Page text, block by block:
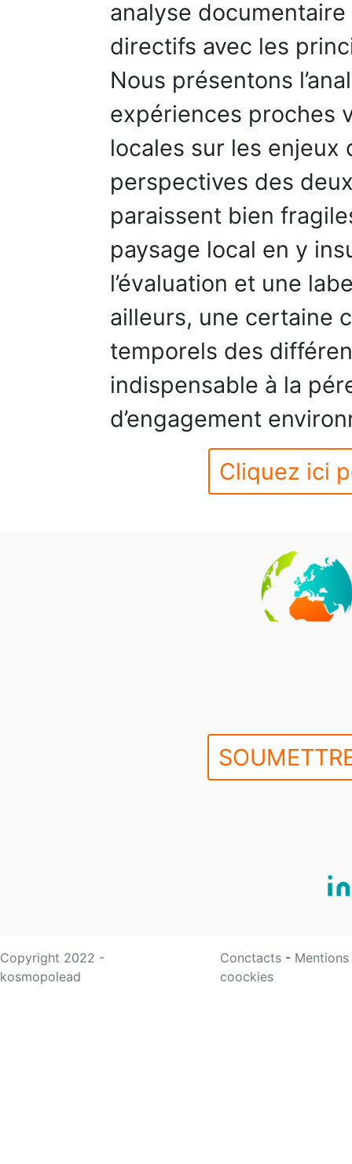
analyse
directifs avec les
Nous présentons
expériences proches
locales sur les
perspectives des
paraissent bien
paysage local en y
l’évaluation et une
ailleurs, une certaine
temporels des
indispensable à la
d’engagement
Cliquez ici
Copyright 2022 -
kosmopolead
Conctacts -
coockies